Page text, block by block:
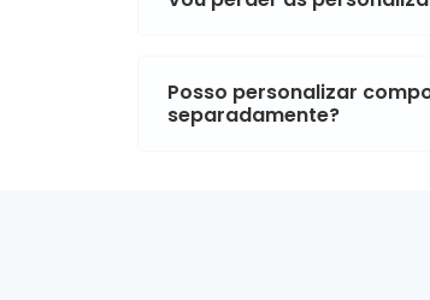
Posso personalizar
separadamente?